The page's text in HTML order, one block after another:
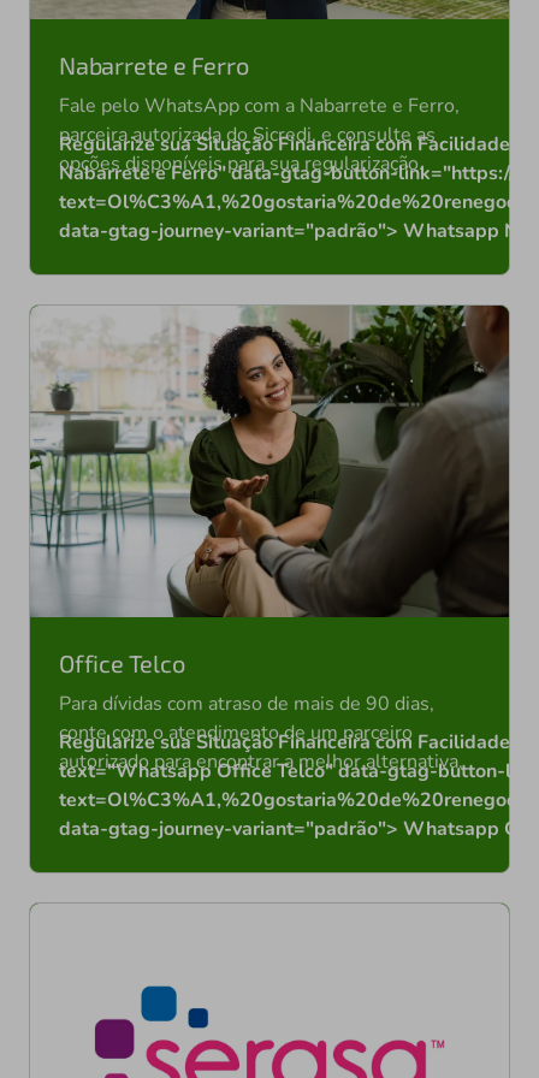
Nabarrete e Ferro
Fale pelo WhatsApp com a Nabarrete e Ferro,
parceira autorizada do Sicredi, e consulte as
opções disponíveis para sua regularização.
Regularize sua Situação Financeira com
Nabarrete e Ferro" data-gtag-button-link="https://
data-gtag-journey-variant="padrão"> Whatsapp
Office Telco
Para dívidas com atraso de mais de 90 dias,
conte com o atendimento de um parceiro
autorizado para encontrar a melhor alternativa.
Regularize sua Situação Financeira com
text="Whatsapp Office Telco" data-gtag-button-
data-gtag-journey-variant="padrão"> Whatsapp